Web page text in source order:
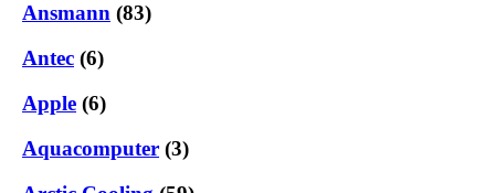
Ansmann (83)
Antec (6)
Apple (6)
Aquacomputer (3)